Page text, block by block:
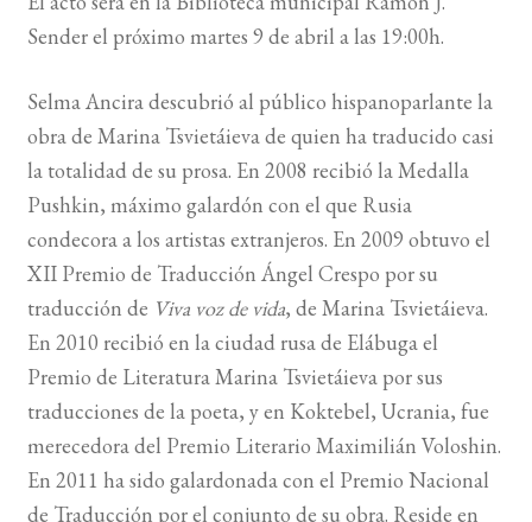
Sender el próximo martes 9 de abril a las 19:00h.
Selma Ancira descubrió al público hispanoparlante la
obra de Marina Tsvietáieva de quien ha traducido casi
la totalidad de su prosa. En 2008 recibió la Medalla
Pushkin, máximo galardón con el que Rusia
condecora a los artistas extranjeros. En 2009 obtuvo el
XII Premio de Traducción Ángel Crespo por su
traducción de Viva voz de vida, de Marina Tsvietáieva.
En 2010 recibió en la ciudad rusa de Elábuga el
Premio de Literatura Marina Tsvietáieva por sus
traducciones de la poeta, y en Koktebel, Ucrania, fue
merecedora del Premio Literario Maximilián Voloshin.
En 2011 ha sido galardonada con el Premio Nacional
de Traducción por el conjunto de su obra. Reside en